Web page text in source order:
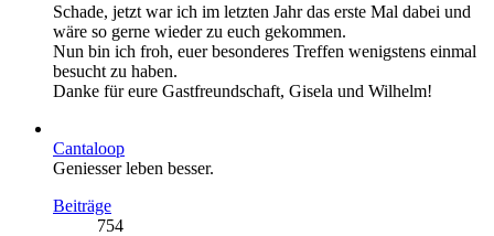
Schade, jetzt war ich im letzten Jahr das erste Mal dabei und
wäre so gerne wieder zu euch gekommen.
Nun bin ich froh, euer besonderes Treffen wenigstens einmal
besucht zu haben.
Danke für eure Gastfreundschaft, Gisela und Wilhelm!
Cantaloop
Geniesser leben besser.
Beiträge
754